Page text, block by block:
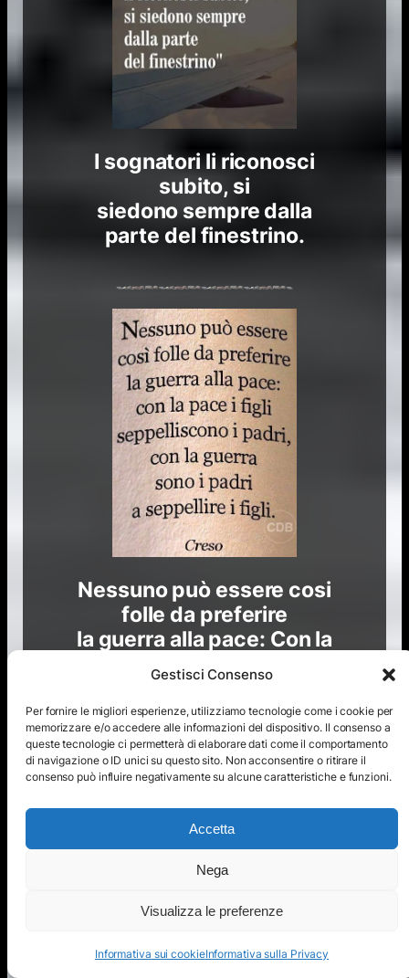
Gestisci Consenso
Per fornire le migliori esperienze, utilizziamo tecnologie come i cookie per
memorizzare e/o accedere alle informazioni del dispositivo. Il consenso a
queste tecnologie ci permetterà di elaborare dati come il comportamento
di navigazione o ID unici su questo sito. Non acconsentire o ritirare il
consenso può influire negativamente su alcune caratteristiche e funzioni.
Accetta
Nega
Visualizza le preferenze
Informativa sui cookieInformativa sulla Privacy
I sognatori li riconosci
subito, si
siedono sempre dalla
parte del finestrino.
Nessuno può essere cosi
folle da preferire
la guerra alla pace: Con la
pace i figli
seppelliscono i padri,
con la guerra sono
i padri a seppellire i figli.
Creso